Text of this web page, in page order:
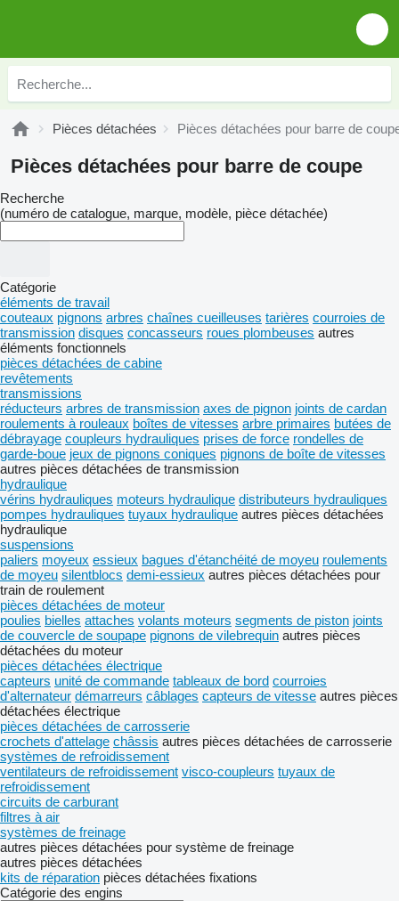
Pièces détachées Pièces détachées pour barre de
Pièces détachées pour barre de coupe
Recherche
(numéro de catalogue, marque, modèle, pièce détachée)
Catégorie
éléments de travail
couteaux pignons arbres chaînes cueilleuses tarières courroies de
transmission disques concasseurs roues plombeuses autres
éléments fonctionnels
pièces détachées de cabine
revêtements
transmissions
réducteurs arbres de transmission axes de pignon joints de cardan
roulements à rouleaux boîtes de vitesses arbre primaires butées de
débrayage coupleurs hydrauliques prises de force rondelles de
garde-boue jeux de pignons coniques pignons de boîte de vitesses
autres pièces détachées de transmission
hydraulique
vérins hydrauliques moteurs hydraulique distributeurs hydrauliques
pompes hydrauliques tuyaux hydraulique autres pièces détachées
hydraulique
suspensions
paliers moyeux essieux bagues d'étanchéité de moyeu roulements
de moyeu silentblocs demi-essieux autres pièces détachées pour
train de roulement
pièces détachées de moteur
poulies bielles attaches volants moteurs segments de piston joints
de couvercle de soupape pignons de vilebrequin autres pièces
détachées du moteur
pièces détachées électrique
capteurs unité de commande tableaux de bord courroies
d'alternateur démarreurs câblages capteurs de vitesse autres pièces
détachées électrique
pièces détachées de carrosserie
crochets d'attelage châssis autres pièces détachées de carrosserie
systèmes de refroidissement
ventilateurs de refroidissement visco-coupleurs tuyaux de
refroidissement
circuits de carburant
filtres à air
systèmes de freinage
autres pièces détachées pour système de freinage
autres pièces détachées
kits de réparation pièces détachées fixations
Catégorie des engins